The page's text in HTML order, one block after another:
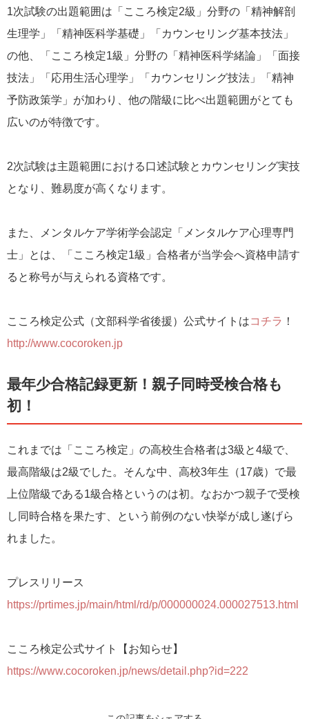
1次試験の出題範囲は「こころ検定2級」分野の「精神解剖
⽣理学」「精神医科学基礎」「カウンセリング基本技法」
の他、「こころ検定1級」分野の「精神医科学緒論」「⾯接
技法」「応⽤⽣活⼼理学」「カウンセリング技法」「精神
予防政策学」が加わり、他の階級に⽐べ出題範囲がとても
広いのが特徴です。
2次試験は主題範囲における⼝述試験とカウンセリング実技
となり、難易度が高くなります。
また、メンタルケア学術学会認定「メンタルケア⼼理専⾨
⼠」とは、「こころ検定1級」合格者が当学会へ資格申請す
ると称号が与えられる資格です。
こころ検定公式（⽂部科学省後援）公式サイトはコチラ ！
http://www.cocoroken.jp
最年少合格記録更新！親⼦同時受検合格も
初！
これまでは「こころ検定」の高校生合格者は3級と4級で、
最高階級は2級でした。そんな中、⾼校3年生（17歳）で最
上位階級である1級合格というのは初。なおかつ親⼦で受検
し同時合格を果たす、という前例のない快挙が成し遂げら
れました。
プレスリリース
https://prtimes.jp/main/html/rd/p/000000024.000027513.html
こころ検定公式サイト【お知らせ】
https://www.cocoroken.jp/news/detail.php?id=222